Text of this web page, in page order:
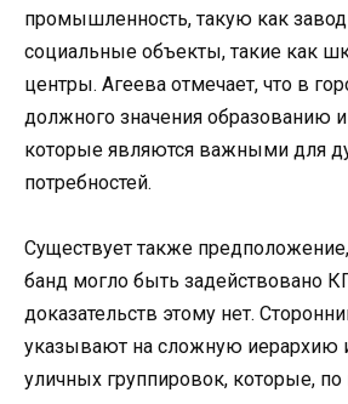
промышленность, такую как
социальные объекты, такие как
центры. Агеева отмечает, что в
должного значения образованию и
которые являются важными для
потребностей.
Существует также
банд могло быть задействовано
доказательств этому нет.
указывают на сложную иерархию
уличных группировок, которые,